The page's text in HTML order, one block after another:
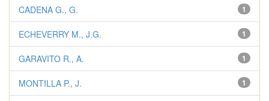
1
CADENA G., G.
1
ECHEVERRY M., J.G.
1
GARAVITO R., A.
1
MONTILLA P., J.